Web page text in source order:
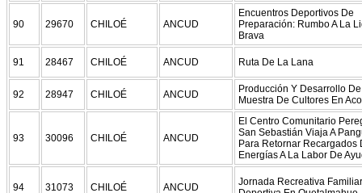
90 29670 CHILOÉ ANCUD
Encuentros Deportivos De
Preparación: Rumbo A La
Brava
91 28467 CHILOÉ ANCUD Ruta De La Lana
92 28947 CHILOÉ ANCUD
Producción Y Desarrollo
Muestra De Cultores En
93 30096 CHILOÉ ANCUD
El Centro Comunitario
San Sebastián Viaja A
Para Retornar Recargados
Energías A La Labor De
94 31073 CHILOÉ ANCUD
Jornada Recreativa